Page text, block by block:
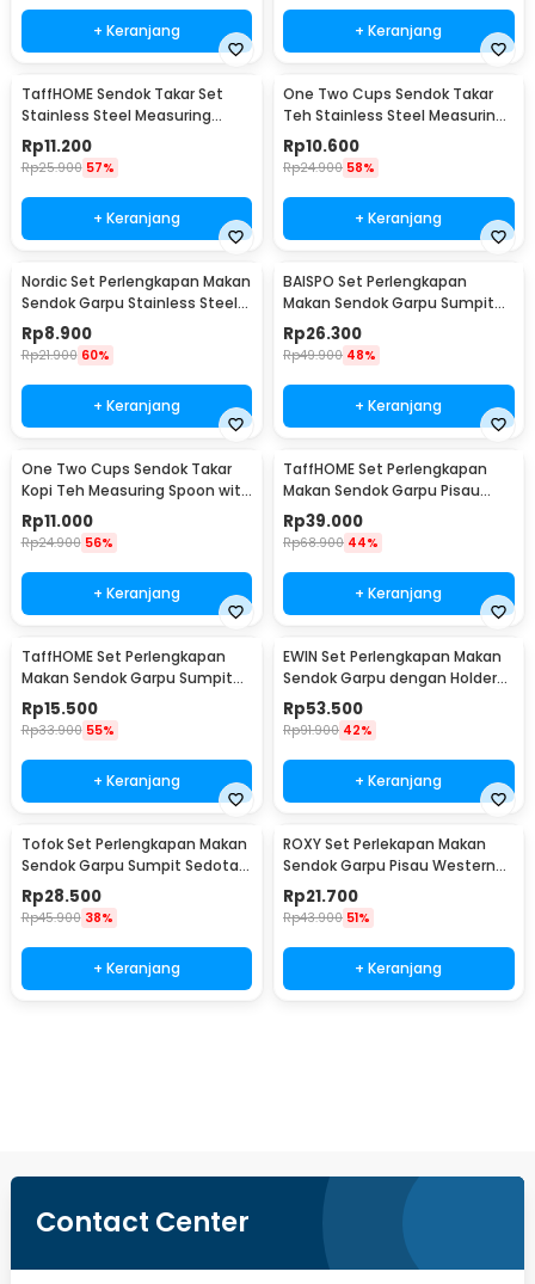
+ Keranjang + Keranjang
TaffHOME Sendok Takar Set
Stainless Steel Measuring
Spoon 5 PCS - S300
Rp11.200
Rp25.900 57%
+ Keranjang
One Two Cups Sendok Takar
Teh Stainless Steel Measuring
Spoon 5 PCS - S301
Rp10.600
Rp24.900 58%
+ Keranjang
Nordic Set Perlengkapan Makan
Sendok Garpu Stainless Steel
Cutlery Set - XS-B014
Rp8.900
Rp21.900 60%
+ Keranjang
BAISPO Set Perlengkapan
Makan Sendok Garpu Sumpit
Bambu Cutlery Set Winding -
EA025
Rp26.300
Rp49.900 48%
+ Keranjang
One Two Cups Sendok Takar
Kopi Teh Measuring Spoon with
Clip - G166
Rp11.000
Rp24.900 56%
+ Keranjang
TaffHOME Set Perlengkapan
Makan Sendok Garpu Pisau
Sumpit 8 PCS - EA02300
Rp39.000
Rp68.900 44%
+ Keranjang
TaffHOME Set Perlengkapan
Makan Sendok Garpu Sumpit
Pouch Cutlery Set - T1
Rp15.500
Rp33.900 55%
+ Keranjang
EWIN Set Perlengkapan Makan
Sendok Garpu dengan Holder
Angsa Swan Rack - NP311
Rp53.500
Rp91.900 42%
+ Keranjang
Tofok Set Perlengkapan Makan
Sendok Garpu Sumpit Sedotan
dengan Pouch - T5
Rp28.500
Rp45.900 38%
+ Keranjang
ROXY Set Perlekapan Makan
Sendok Garpu Pisau Western
Cutlery Set 4 PCS - C24
Rp21.700
Rp43.900 51%
+ Keranjang
Contact Center